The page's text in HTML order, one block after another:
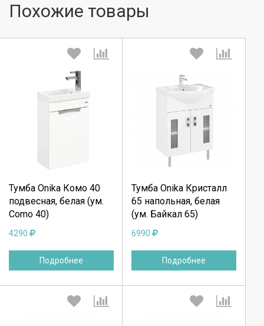
Похожие товары
Тумба Onika Комо 40
подвесная, белая (ум.
Como 40)
4290
Подробнее
Продолжить
Отмена
Тумба Onika Кристалл
65 напольная, белая
(ум. Байкал 65)
6990
Подробнее
Выберите количество:
Продолжить
Отмена